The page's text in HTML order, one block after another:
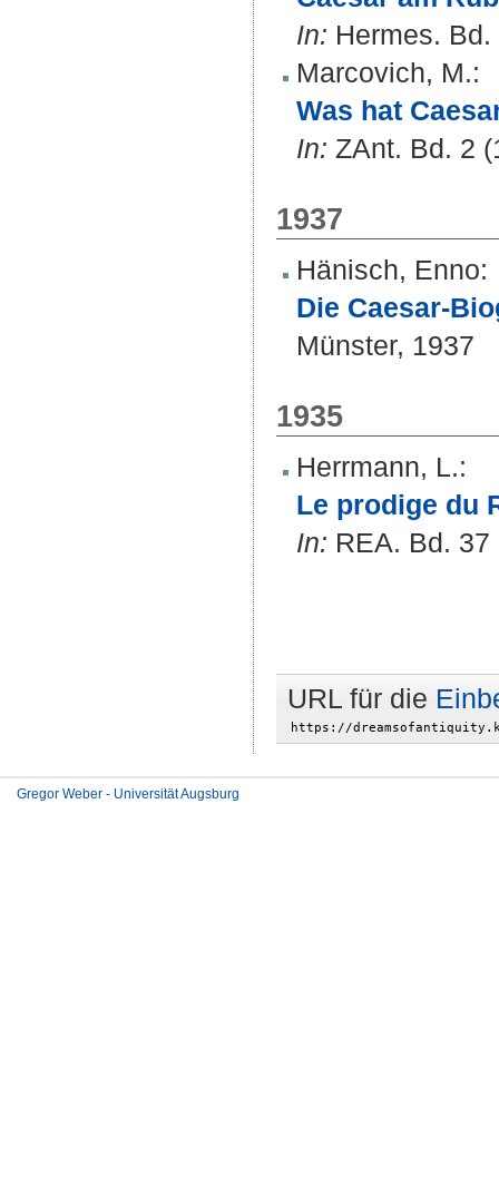
In: Hermes.
Marcovich, M.:
Was hat
In: ZAnt. Bd. 2
1937
Hänisch, Enno:
Die Caesar-
Münster, 1937
1935
Herrmann, L.:
Le prodige du
In: REA. Bd.
URL für die
Gregor Weber - Universität Augsburg